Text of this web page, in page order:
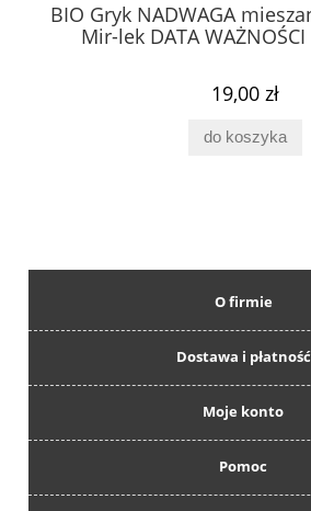
BIO Gryk NADWAGA
Mir-lek DATA
19,00 zł
do koszyka
O firmie
Dostawa i płatność
Moje konto
Pomoc